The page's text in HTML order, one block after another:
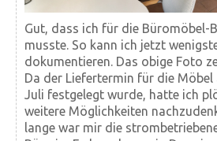
Gut, dass ich für die Büromöbel-
musste. So kann ich jetzt
dokumentieren. Das obige Foto
Da der Liefertermin für die
Juli festgelegt wurde, hatte ich
weitere Möglichkeiten
lange war mir die